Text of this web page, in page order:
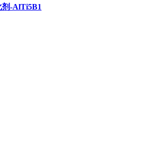
-AlTi5B1